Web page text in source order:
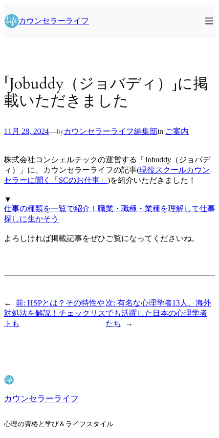
容
を
カウンセラーライフ
「Jobuddy（ジョバディ）」に掲
載いただきました
11月 28, 2024—byカウンセラーライフ編集部in ご案内
株式会社コンシェルテックの運営する「Jobuddy（ジョバデ
ィ）」に、カウンセラーライフの記事(現役スクールカウン
セラーに聞く「SCのお仕事」 )を紹介いただきました！
▼
仕事の種類を一覧で紹介！職業・職種・業種を理解して仕事
探しに生かそう
よろしければ掲載記事をぜひご覧になってくださいね。
← 前: HSPとは？その特性や
対処法を解説！チェックリス
トも
次:有名な心理学者13人、海外
でも活躍した日本の心理学者
たち
→
カウンセラーライフ
心理の資格と学び＆ライフスタイル